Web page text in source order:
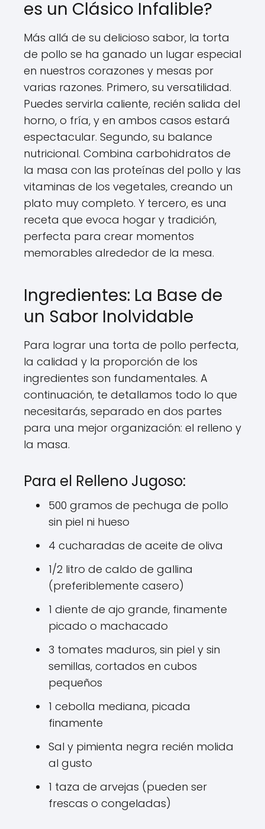
es un Clásico Infalible?
Más allá de su delicioso sabor, la torta
de pollo se ha ganado un lugar especial
en nuestros corazones y mesas por
varias razones. Primero, su versatilidad.
Puedes servirla caliente, recién salida del
horno, o fría, y en ambos casos estará
espectacular. Segundo, su balance
nutricional. Combina carbohidratos de
la masa con las proteínas del pollo y las
vitaminas de los vegetales, creando un
plato muy completo. Y tercero, es una
receta que evoca hogar y tradición,
perfecta para crear momentos
memorables alrededor de la mesa.
Ingredientes: La Base de
un Sabor Inolvidable
Para lograr una torta de pollo perfecta,
la calidad y la proporción de los
ingredientes son fundamentales. A
continuación, te detallamos todo lo que
necesitarás, separado en dos partes
para una mejor organización: el relleno y
la masa.
Para el Relleno Jugoso:
500 gramos de pechuga de pollo
sin piel ni hueso
4 cucharadas de aceite de oliva
1/2 litro de caldo de gallina
(preferiblemente casero)
1 diente de ajo grande, finamente
picado o machacado
3 tomates maduros, sin piel y sin
semillas, cortados en cubos
pequeños
1 cebolla mediana, picada
finamente
Sal y pimienta negra recién molida
al gusto
1 taza de arvejas (pueden ser
frescas o congeladas)